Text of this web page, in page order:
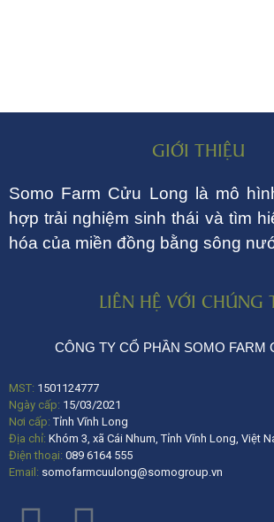
GIỚI THIỆU
Somo Farm Cửu Long là mô
hợp trải nghiệm sinh thái và tìm
hóa của miền đồng bằng sông
LIÊN HỆ VỚI CHÚNG
CÔNG TY CỔ PHẦN SOMO FARM
MST: 1501124777
Ngày cấp: 15/03/2021
Nơi cấp:Tỉnh Vĩnh Long
Địa chỉ: Khóm 3, xã Cái Nhum, Tỉnh Vĩnh Long, Việt
Điện thoại: 089 6164 555
Email: somofarmcuulong@somogroup.vn